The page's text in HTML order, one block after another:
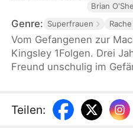
Brian
Genre: Superfrauen Rache
Vom Gefangenen zur
Kingsley 1Folgen. Drei
Freund unschulig im
erfahren, dass Damien
Freundin verlobt ist und
Teilen: